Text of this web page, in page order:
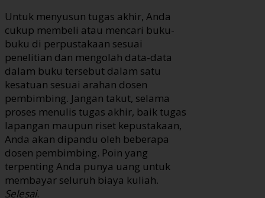
Untuk menyusun tugas akhir, Anda
cukup membeli atau mencari buku-
buku di perpustakaan sesuai
penelitian dan mengolah data-data
dalam buku tersebut dalam satu
kesatuan sesuai arahan dosen
pembimbing. Jangan takut, selama
proses menulis tugas akhir, baik tugas
lapangan maupun riset kepustakaan,
Anda akan dipandu oleh beberapa
dosen pembimbing. Poin yang
terpenting Anda punya uang untuk
membayar seluruh biaya kuliah.
Selesai.